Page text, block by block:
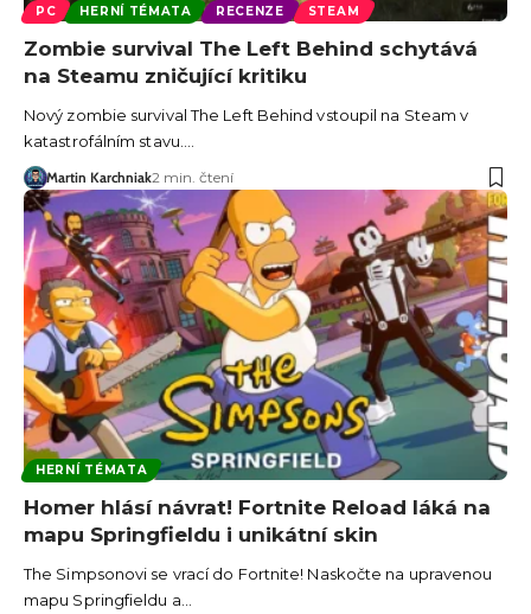
PC HERNÍ TÉMATA RECENZE STEAM
Zombie survival The Left Behind schytává
na Steamu zničující kritiku
Nový zombie survival The Left Behind vstoupil na Steam v
katastrofálním stavu.…
Martin Karchniak2 min. čtení
HERNÍ TÉMATA
Homer hlásí návrat! Fortnite Reload láká na
mapu Springfieldu i unikátní skin
The Simpsonovi se vrací do Fortnite! Naskočte na upravenou
mapu Springfieldu a…